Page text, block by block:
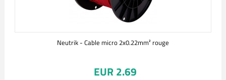
Neutrik - Cable micro 2x0.22mm² rouge
EUR 2.69